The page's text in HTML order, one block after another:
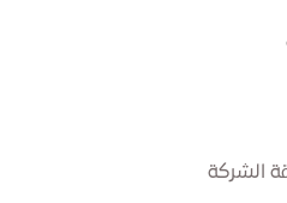
الشركة